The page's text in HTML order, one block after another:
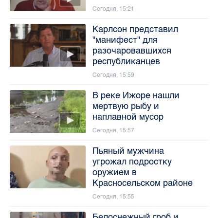
Сегодня, 15:21
Карлсон представил
"манифест" для
разочаровавшихся
республиканцев
Сегодня, 15:59
В реке Ижоре нашли
мертвую рыбу и
наплавной мусор
Сегодня, 15:57
Пьяный мужчина
угрожал подростку
оружием в
Красносельском районе
Сегодня, 15:55